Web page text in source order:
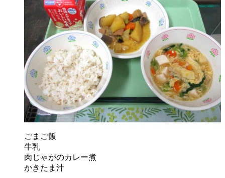
ごまご飯
牛乳
肉じゃがのカレー煮
かきたま汁